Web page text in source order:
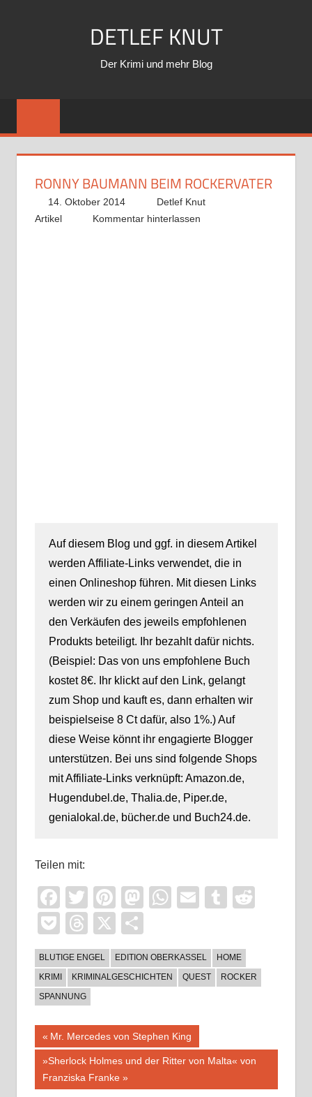
DETLEF KNUT
Der Krimi und mehr Blog
RONNY BAUMANN BEIM ROCKERVATER
14. Oktober 2014
Detlef Knut
Artikel
Kommentar hinterlassen
Auf diesem Blog und ggf. in diesem Artikel
werden Affiliate-Links verwendet, die in
einen Onlineshop führen. Mit diesen Links
werden wir zu einem geringen Anteil an
den Verkäufen des jeweils empfohlenen
Produkts beteiligt. Ihr bezahlt dafür nichts.
(Beispiel: Das von uns empfohlene Buch
kostet 8€. Ihr klickt auf den Link, gelangt
zum Shop und kauft es, dann erhalten wir
beispielseise 8 Ct dafür, also 1%.) Auf
diese Weise könnt ihr engagierte Blogger
unterstützen. Bei uns sind folgende Shops
mit Affiliate-Links verknüpft: Amazon.de,
Hugendubel.de, Thalia.de, Piper.de,
genialokal.de, bücher.de und Buch24.de.
Teilen mit:
Facebook
TwitterPinterest
Mastodon
WhatsApp
EmailTumblr
PocketThreads
X
BLUTIGE ENGEL EDITION OBERKASSEL
HOME
KRIMI
KRIMINALGESCHICHTEN QUEST
ROCKER
SPANNUNG
Beitragsnavigation
Vorheriger
Beitrag:
Mr. Mercedes von Stephen King
Nächster
Beitrag:
»Sherlock Holmes und der Ritter von Malta« von
Franziska Franke